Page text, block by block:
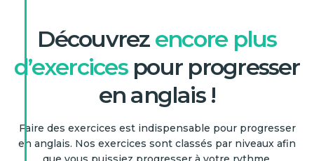
Découvrez encore plus
d’exercicespour progresser
en anglais !
Faire des exercices est indispensable pour progresser
en anglais. Nos exercices sont classés par niveaux afin